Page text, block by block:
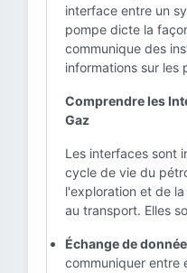
interface entre un
pompe dicte la
communique des
informations sur les
Comprendre les
Gaz
Les interfaces sont
cycle de vie du
l'exploration et de
au transport. Elles
Échange de
communiquer entre